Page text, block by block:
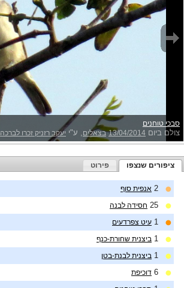
סבכי טוחנים
צולם ביום 13/04/2014 בצאלים, ע"י יעקב רזניק זכרו לברכה
ציפורים שנצפו פירוט
2 אנפית סוף
25 חסידה לבנה
1 עיט צפרדעים
1 ביצנית שחורת-כנף
1 ביצנית לבנת-בטן
6 דוכיפת